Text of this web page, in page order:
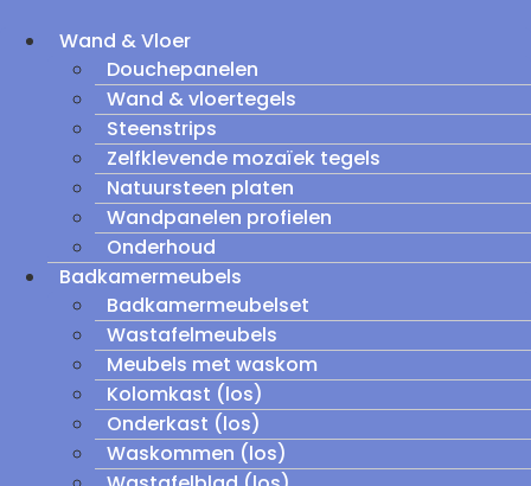
Wand & Vloer
Douchepanelen
Wand & vloertegels
Steenstrips
Zelfklevende mozaïek tegels
Natuursteen platen
Wandpanelen profielen
Onderhoud
Badkamermeubels
Badkamermeubelset
Wastafelmeubels
Meubels met waskom
Kolomkast (los)
Onderkast (los)
Waskommen (los)